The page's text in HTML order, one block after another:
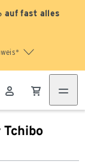
auf fast alles